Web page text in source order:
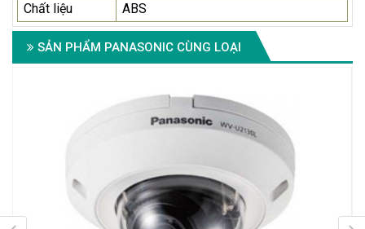
Chất liệu ABS
SẢN PHẨM PANASONIC CÙNG LOẠI